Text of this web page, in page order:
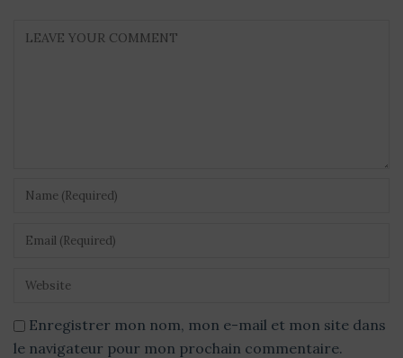
Enregistrer mon nom, mon e-mail et mon site dans
le navigateur pour mon prochain commentaire.